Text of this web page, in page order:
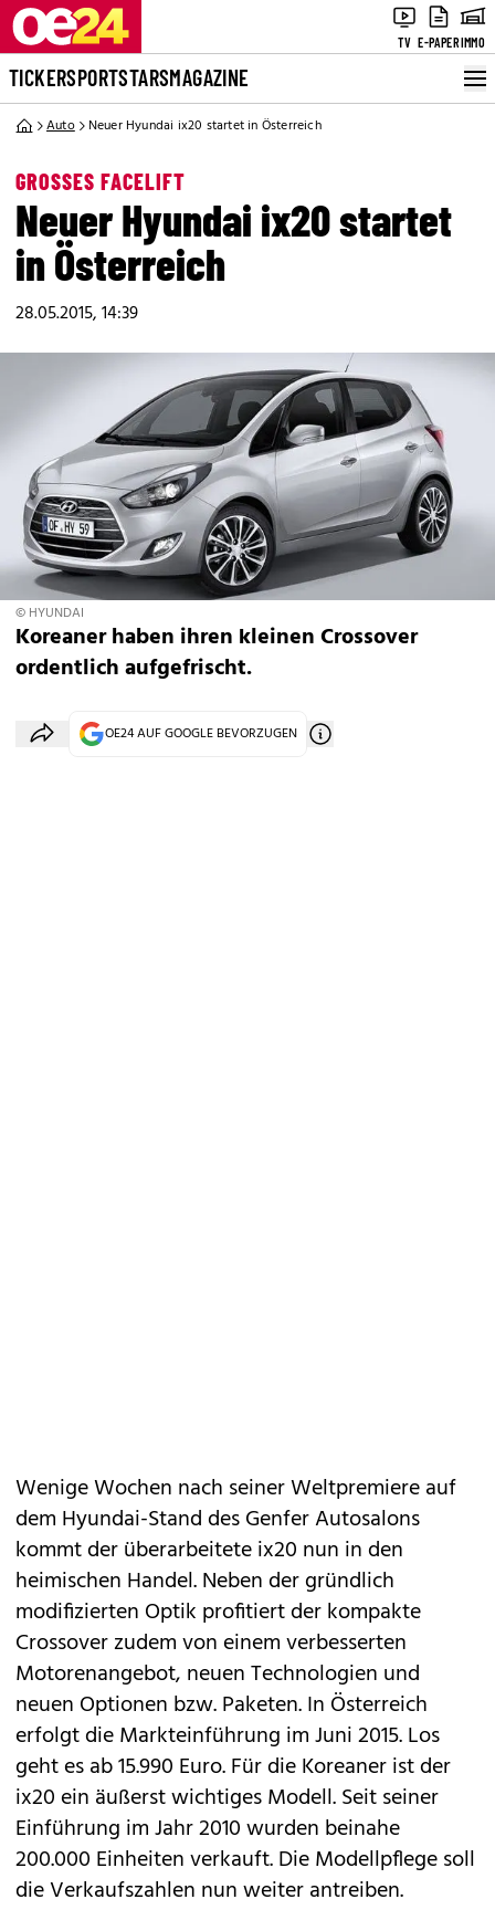
TV E-PAPERIMMO
TICKERSPORTSTARSMAGAZINE
Auto Neuer Hyundai ix20 startet in Österreich
GROSSES FACELIFT
Neuer Hyundai ix20 startet
in Österreich
28.05.2015, 14:39
© HYUNDAI
Koreaner haben ihren kleinen Crossover
ordentlich aufgefrischt.
OE24 AUF GOOGLE BEVORZUGEN
Wenige Wochen nach seiner Weltpremiere auf
dem Hyundai-Stand des Genfer Autosalons
kommt der überarbeitete ix20 nun in den
heimischen Handel. Neben der gründlich
modifizierten Optik profitiert der kompakte
Crossover zudem von einem verbesserten
Motorenangebot, neuen Technologien und
neuen Optionen bzw. Paketen. In Österreich
erfolgt die Markteinführung im Juni 2015. Los
geht es ab 15.990 Euro. Für die Koreaner ist der
ix20 ein äußerst wichtiges Modell. Seit seiner
Einführung im Jahr 2010 wurden beinahe
200.000 Einheiten verkauft. Die Modellpflege soll
die Verkaufszahlen nun weiter antreiben.